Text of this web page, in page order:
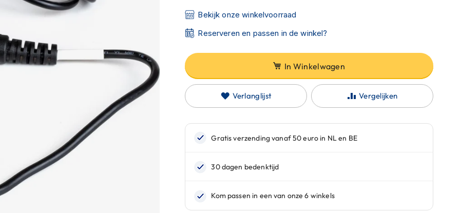
Bekijk onze winkelvoorraad
Reserveren en passen in de winkel?
In Winkelwagen
Verlanglijst Vergelijken